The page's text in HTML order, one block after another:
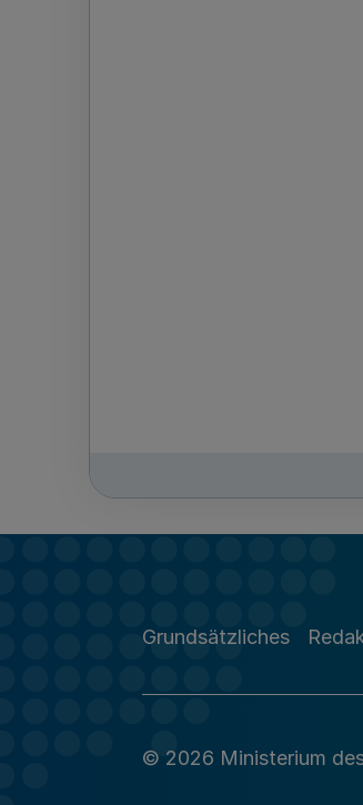
Grundsätzliches
© 2026 Ministerium